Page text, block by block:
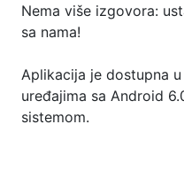
Nema više izgovora:
sa nama!
Aplikacija je dostupna u
uređajima sa Android
sistemom.